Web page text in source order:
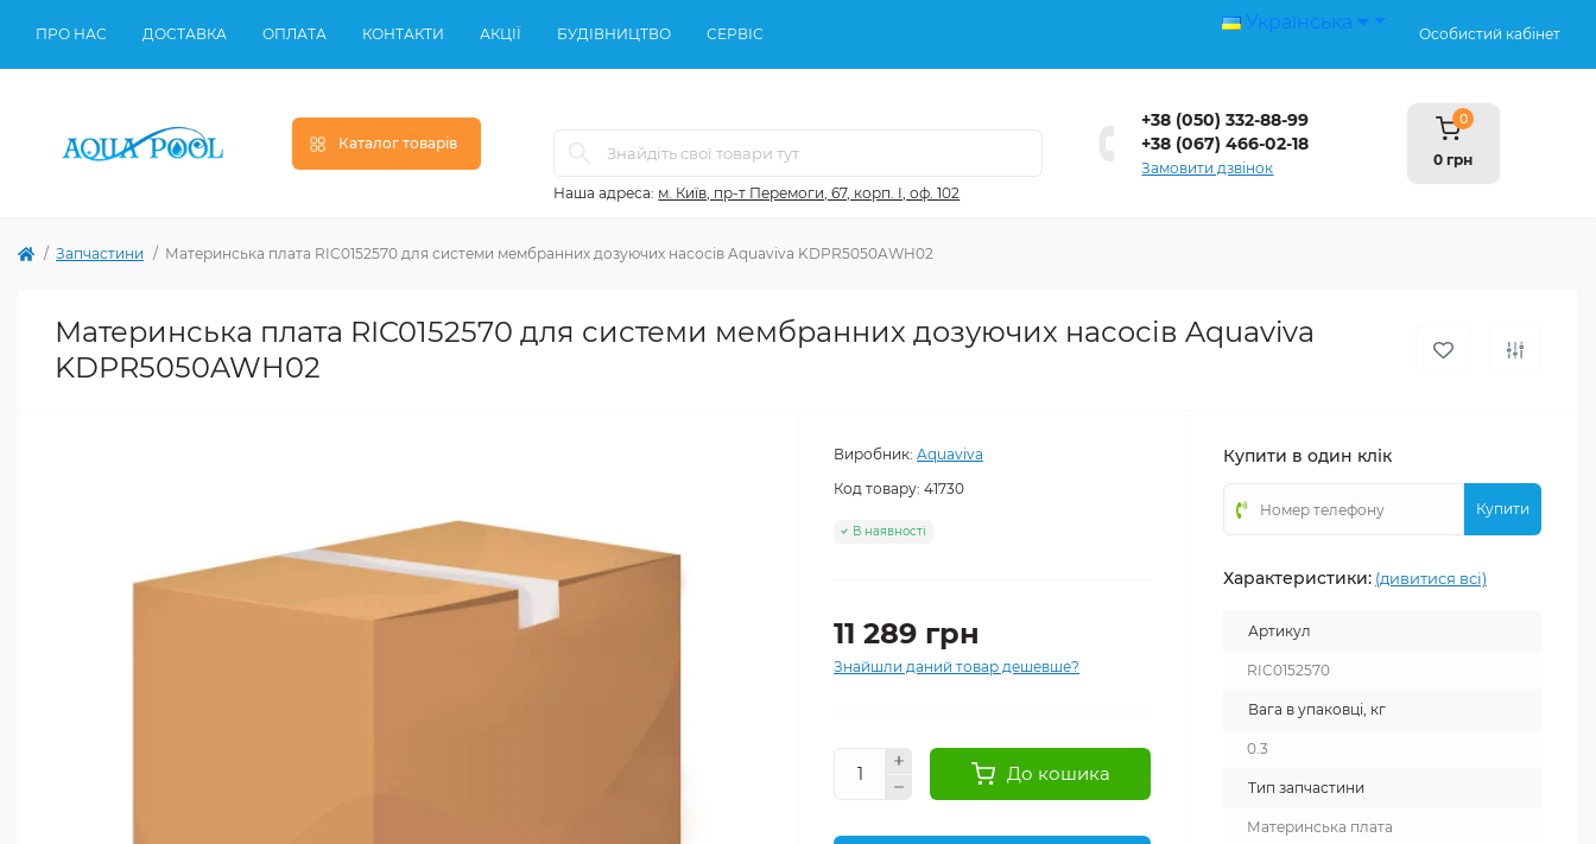
ПРО НАС ДОСТАВКА ОПЛАТА КОНТАКТИ АКЦІЇ БУДІВНИЦТВО СЕРВІС
Українська
Особистий кабінет
Каталог товарів
Наша адреса: м. Київ, пр-т Перемоги, 67, корп. І, оф. 102
+38 (050) 332-88-99
+38 (067) 466-02-18
Замовити дзвінок
0
0 грн
Запчастини Материнська плата RIC0152570 для системи мембранних дозуючих насосів Aquaviva KDPR5050AWH02
Материнська плата RIC0152570 для системи мембранних дозуючих насосів Aquaviva
KDPR5050AWH02
Виробник: Aquaviva
Код товару: 41730
В наявності
11 289 грн
Знайшли даний товар дешевше?
До кошика
Купити в один клік
Купити
Характеристики: (дивитися всі)
Артикул
RIC0152570
Вага в упаковці, кг
0.3
Тип запчастини
Материнська плата